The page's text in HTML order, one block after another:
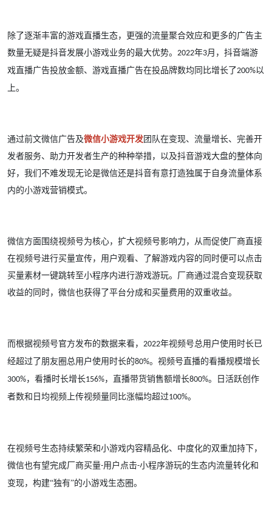
除了逐渐丰富的游戏直播生态，更强的流量聚合效应和更多的广告主
数量无疑是抖音发展小游戏业务的最大优势。 2022年3月，抖音端游
戏直播广告投放金额、游戏直播广告在投品牌数均同比增长了200%以
上。
通过前文微信广告及微信小游戏开发 团队在变现、流量增长、完善开
发者服务、助力开发者生产的种种举措，以及抖音游戏大盘的整体向
好，我们不难发现无论是微信还是抖音有意打造独属于自身流量体系
内的小游戏营销模式。
微信方面围绕视频号为核心，扩大视频号影响力，从而促使厂商直接
在视频号进行买量宣传，用户观看、了解游戏内容的同时便可以点击
买量素材一键跳转至小程序内进行游戏游玩。厂商通过混合变现获取
收益的同时，微信也获得了平台分成和买量费用的双重收益。
而根据视频号官方发布的数据来看， 2022年视频号总用户使用时长已
经超过了朋友圈总用户使用时长的80%。视频号直播的看播规模增长
300%，看播时长增长156%，直播带货销售额增长800%。日活跃创作
者数和日均视频上传视频量同比涨幅均超过100%。
在视频号生态持续繁荣和小游戏内容精品化、中度化的双重加持下，
微信也有望完成厂商买量-用户点击-小程序游玩的生态内流量转化和
变现，构建“独有”的小游戏生态圈。